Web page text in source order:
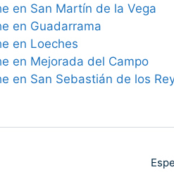
en San Martín de la Vega
en Guadarrama
en Loeches
en Mejorada del Campo
en San Sebastián de los